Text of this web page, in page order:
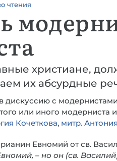
чтения
христиане,
их абсурдные
дискуссию с
или иного модерниста
Кочеткова, митр.
Евномий от св.
– но он (св.